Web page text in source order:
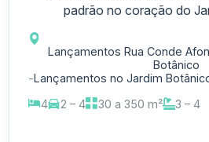
padrão no coração do
Lançamentos Rua Conde
Botânico
-Lançamentos no Jardim
4
2 – 4 30 a 350 m² 3 – 4